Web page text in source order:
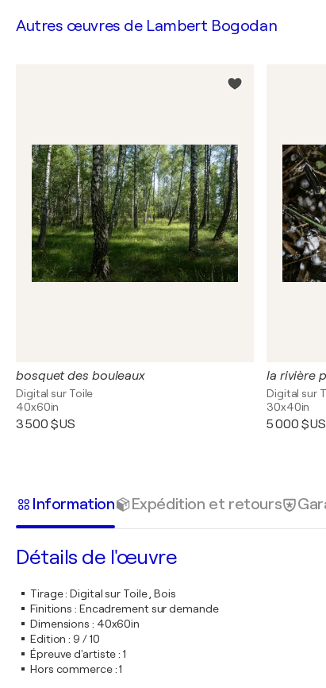
Autres œuvres de Lambert Bogodan
bosquet des bouleaux
Digital sur Toile
40x60in
3 500 $US
la rivière
Digital sur
30x40in
5 000 $US
Information Expédition et retours
Détails de l'œuvre
Tirage:Digital sur Toile , Bois
Finitions : Encadrement sur demande
Dimensions : 40x60in
Edition :9 / 10
Épreuve d'artiste:1
Hors commerce:1